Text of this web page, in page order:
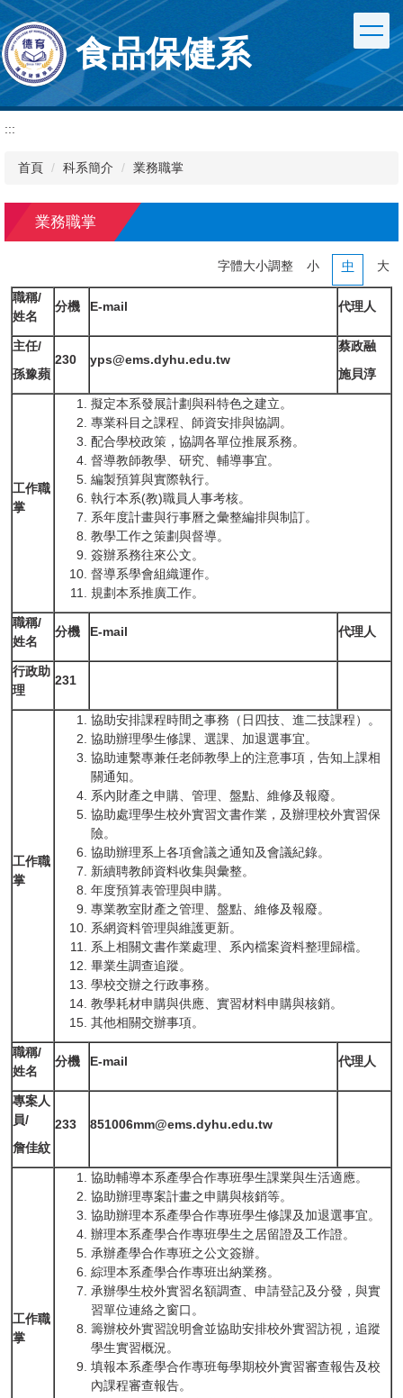
跳
到
主
要
內
容
區
食品保健系
:::
首頁 科系簡介 業務職掌
業務職掌
字體大小調整 小 中 大
職稱/
姓名
分機 E-mail 代理人
主任/
孫豫蘋
230 yps@ems.dyhu.edu.tw
蔡政融
施貝淳
工作職
掌
擬定本系發展計劃與科特色之建立。
專業科目之課程、師資安排與協調。
配合學校政策，協調各單位推展系務。
督導教師教學、研究、輔導事宜。
編製預算與實際執行。
執行本系(教)職員人事考核。
系年度計畫與行事曆之彙整編排與制訂。
教學工作之策劃與督導。
簽辦系務往來公文。
督導系學會組織運作。
規劃本系推廣工作。
職稱/
姓名
分機 E-mail 代理人
行政助
理
231
工作職
掌
協助安排課程時間之事務（日四技、進二技課程）。
協助辦理學生修課、選課、加退選事宜。
協助連繫專兼任老師教學上的注意事項，告知上課相
關通知。
系內財產之申購、管理、盤點、維修及報廢。
協助處理學生校外實習文書作業，及辦理校外實習保
險。
協助辦理系上各項會議之通知及會議紀錄。
新續聘教師資料收集與彙整。
年度預算表管理與申購。
專業教室財產之管理、盤點、維修及報廢。
系網資料管理與維護更新。
系上相關文書作業處理、系內檔案資料整理歸檔。
畢業生調查追蹤。
學校交辦之行政事務。
教學耗材申購與供應、實習材料申購與核銷。
其他相關交辦事項。
職稱/
姓名
分機 E-mail 代理人
專案人
員/
詹佳紋
233 851006mm@ems.dyhu.edu.tw
工作職
掌
協助輔導本系產學合作專班學生課業與生活適應。
協助辦理專案計畫之申購與核銷等。
協助辦理本系產學合作專班學生修課及加退選事宜。
辦理本系產學合作專班學生之居留證及工作證。
承辦產學合作專班之公文簽辦。
綜理本系產學合作專班出納業務。
承辦學生校外實習名額調查、申請登記及分發，與實
習單位連絡之窗口。
籌辦校外實習說明會並協助安排校外實習訪視，追蹤
學生實習概況。
填報本系產學合作專班每學期校外實習審查報告及校
內課程審查報告。